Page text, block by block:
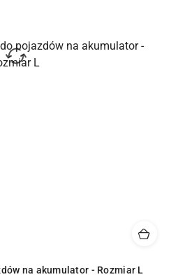
na akumulator - Rozmiar L